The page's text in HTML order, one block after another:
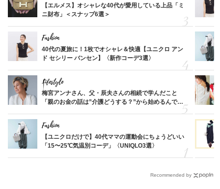
【エルメス】オシャレな40代が愛用している上品「ミ
ニ財布」＜スナップ6選＞
Fashion
40代の夏旅に！1枚でオシャレ＆快適【ユニクロ アン
ド セシリー バンセン】〈新作コーデ3選〉
Lifestyle
梅宮アンナさん、父・辰夫さんの相続で学んだこと
「親のお金の話は”介護どうする？”から始めるんで
Fashion
【ユニクロだけで】40代ママの運動会にちょうどいい
「15〜25℃気温別コーデ」〈UNIQLO3選〉
Recommended by